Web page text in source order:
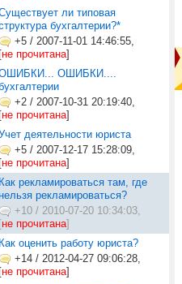
ли типовая
бухгалтерии?*
+5 / 2007-11-01 14:46:55,
[не прочитана]
ОШИБКИ....
+2 / 2007-10-31 20:19:40,
[не прочитана]
деятельности юриста
+5 / 2007-12-17 15:28:09,
[не прочитана]
Как рекламироваться там, где
нельзя рекламироваться?
+10 / 2010-07-20 10:34:03,
[не прочитана]
Как оценить работу юриста?
+14 / 2012-04-27 09:06:28,
[не прочитана]